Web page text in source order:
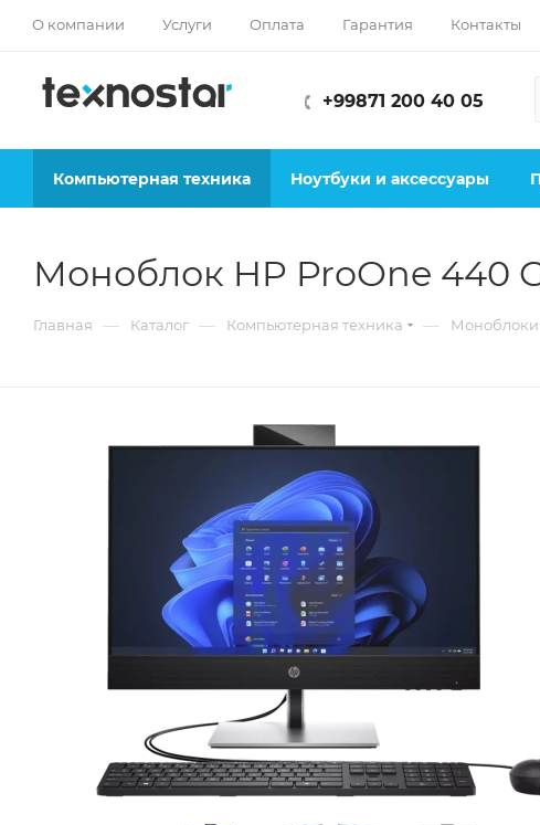
О компании Услуги Оплата Гарантия Контакты
+99871 200 40 05
Компьютерная техника Ноутбуки и аксессуары
Моноблок HP ProOne 440
Главная — Каталог — Компьютерная техника — Моноблоки